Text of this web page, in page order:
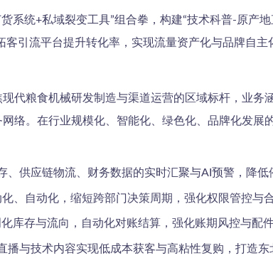
系统+私域裂变工具”组合拳，构建“技术科普-原产
引流平台提升转化率，实现流量资产化与品牌自主
代粮食机械研发制造与渠道运营的区域标杆，业务
络。在行业规模化、智能化、绿色化、品牌化发展
供应链物流、财务数据的实时汇聚与AI预警，降低
、自动化，缩短跨部门决策周期，强化权限管控与合
库存与流向，自动化对账结算，强化账期风控与配
与技术内容实现低成本获客与高粘性复购，打造东